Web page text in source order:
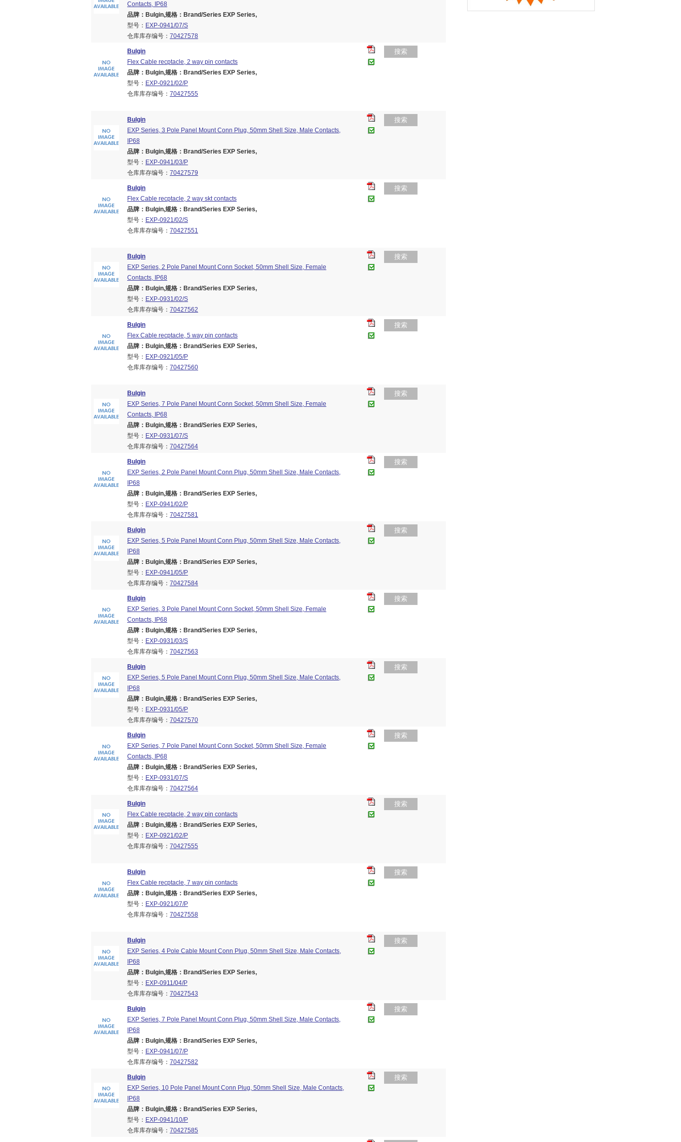
Contacts, IP68
品牌：Bulgin,规格：Brand/Series EXP Series,
型号： EXP-0941/07/S
仓库库存编号： 70427578
Bulgin
Flex Cable recptacle, 2 way pin contacts
品牌：Bulgin,规格：Brand/Series EXP Series,
型号： EXP-0921/02/P
仓库库存编号： 70427555
搜索
Bulgin
EXP Series, 3 Pole Panel Mount Conn Plug, 50mm Shell Size, Male Contacts,
IP68
品牌：Bulgin,规格：Brand/Series EXP Series,
型号： EXP-0941/03/P
仓库库存编号： 70427579
搜索
Bulgin
Flex Cable recptacle, 2 way skt contacts
品牌：Bulgin,规格：Brand/Series EXP Series,
型号： EXP-0921/02/S
仓库库存编号： 70427551
搜索
Bulgin
EXP Series, 2 Pole Panel Mount Conn Socket, 50mm Shell Size, Female
Contacts, IP68
品牌：Bulgin,规格：Brand/Series EXP Series,
型号： EXP-0931/02/S
仓库库存编号： 70427562
搜索
Bulgin
Flex Cable recptacle, 5 way pin contacts
品牌：Bulgin,规格：Brand/Series EXP Series,
型号： EXP-0921/05/P
仓库库存编号： 70427560
搜索
Bulgin
EXP Series, 7 Pole Panel Mount Conn Socket, 50mm Shell Size, Female
Contacts, IP68
品牌：Bulgin,规格：Brand/Series EXP Series,
型号： EXP-0931/07/S
仓库库存编号： 70427564
搜索
Bulgin
EXP Series, 2 Pole Panel Mount Conn Plug, 50mm Shell Size, Male Contacts,
IP68
品牌：Bulgin,规格：Brand/Series EXP Series,
型号： EXP-0941/02/P
仓库库存编号： 70427581
搜索
Bulgin
EXP Series, 5 Pole Panel Mount Conn Plug, 50mm Shell Size, Male Contacts,
IP68
品牌：Bulgin,规格：Brand/Series EXP Series,
型号： EXP-0941/05/P
仓库库存编号： 70427584
搜索
Bulgin
EXP Series, 3 Pole Panel Mount Conn Socket, 50mm Shell Size, Female
Contacts, IP68
品牌：Bulgin,规格：Brand/Series EXP Series,
型号： EXP-0931/03/S
仓库库存编号： 70427563
搜索
Bulgin
EXP Series, 5 Pole Panel Mount Conn Plug, 50mm Shell Size, Male Contacts,
IP68
品牌：Bulgin,规格：Brand/Series EXP Series,
型号： EXP-0931/05/P
仓库库存编号： 70427570
搜索
Bulgin
EXP Series, 7 Pole Panel Mount Conn Socket, 50mm Shell Size, Female
Contacts, IP68
品牌：Bulgin,规格：Brand/Series EXP Series,
型号： EXP-0931/07/S
仓库库存编号： 70427564
搜索
Bulgin
Flex Cable recptacle, 2 way pin contacts
品牌：Bulgin,规格：Brand/Series EXP Series,
型号： EXP-0921/02/P
仓库库存编号： 70427555
搜索
Bulgin
Flex Cable recptacle, 7 way pin contacts
品牌：Bulgin,规格：Brand/Series EXP Series,
型号： EXP-0921/07/P
仓库库存编号： 70427558
搜索
Bulgin
EXP Series, 4 Pole Cable Mount Conn Plug, 50mm Shell Size, Male Contacts,
IP68
品牌：Bulgin,规格：Brand/Series EXP Series,
型号： EXP-0911/04/P
仓库库存编号： 70427543
搜索
Bulgin
EXP Series, 7 Pole Panel Mount Conn Plug, 50mm Shell Size, Male Contacts,
IP68
品牌：Bulgin,规格：Brand/Series EXP Series,
型号： EXP-0941/07/P
仓库库存编号： 70427582
搜索
Bulgin
EXP Series, 10 Pole Panel Mount Conn Plug, 50mm Shell Size, Male Contacts,
IP68
品牌：Bulgin,规格：Brand/Series EXP Series,
型号： EXP-0941/10/P
仓库库存编号： 70427585
搜索